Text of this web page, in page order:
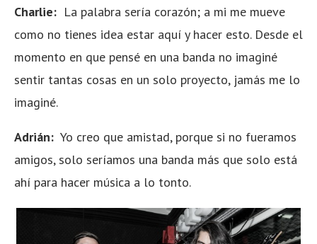
Charlie: La palabra sería corazón; a mi me mueve
como no tienes idea estar aquí y hacer esto. Desde el
momento en que pensé en una banda no imaginé
sentir tantas cosas en un solo proyecto, jamás me lo
imaginé.
Adrián: Yo creo que amistad, porque si no fueramos
amigos, solo seríamos una banda más que solo está
ahí para hacer música a lo tonto.